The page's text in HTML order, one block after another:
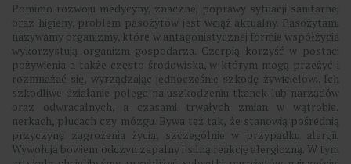
Pomimo rozwoju medycyny, znacznej poprawy sytuacji sanitarnej
oraz higieny, problem pasożytów jest wciąż aktualny. Pasożytami
nazywamy organizmy, które w antagonistycznej formie współżycia
wykorzystują organizm gospodarza. Czerpią korzyść w postaci
pożywienia a także często środowiska, w którym mogą przeżyć i
rozmnażać się, wyrządzając jednocześnie szkodę żywicielowi. Ich
szkodliwe działanie polega na uszkodzeniu tkanek lub narządów
oraz odwracalnych, a czasami trwałych zmian w wątrobie,
nerkach, płucach czy mózgu. Bywa też tak, że stanowią pośrednią
przyczynę zagrożenia życia, szczególnie w przypadku alergii.
Wywołują bowiem odczyn zapalny i silną reakcję alergiczną. W tym